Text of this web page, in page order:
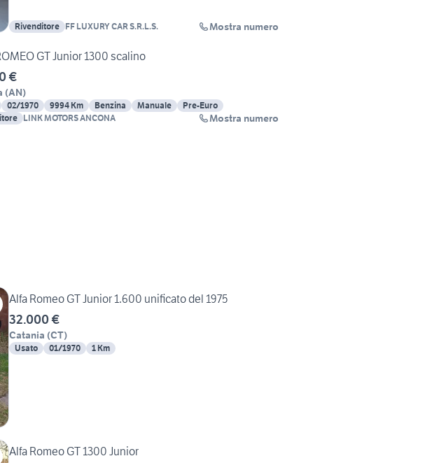
Rivenditore FF LUXURY CAR S.R.L.S. Mostra numero
GT Junior 1300 scalino
€
(AN)
02/1970 9994 Km Benzina Manuale
Pre-Euro
LINK MOTORS ANCONA Mostra numero
Alfa Romeo GT Junior 1.600 unificato del 1975
32.000 €
Catania (CT)
Usato 01/1970 1 Km
Alfa Romeo GT 1300 Junior